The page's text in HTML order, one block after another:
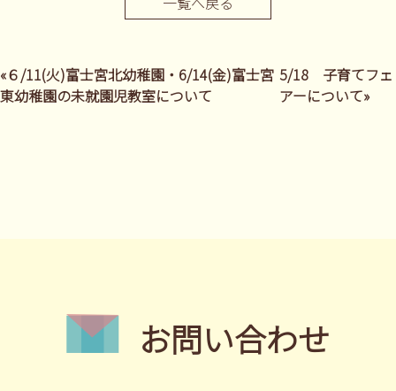
«６/11(火)富士宮北幼稚園・6/14(金)富士宮
東幼稚園の未就園児教室について
5/18 子育てフェ
アーについて»
お問い合わせ